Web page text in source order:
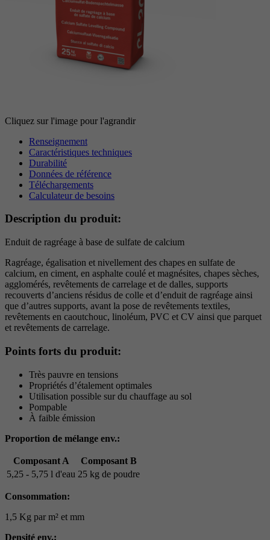
Cliquez sur l'image pour l'agrandir
Renseignement
Caractéristiques techniques
Durabilité
Données de référence
Téléchargements
Calculateur de besoins
Description du produit:
Enduit de ragréage à base de sulfate de calcium
Ragréage, égalisation et nivellement des chapes en sulfate de
calcium, en ciment, en asphalte coulé et magnésites, chapes sèches,
agglomérés, revêtements de carrelage et de dalles, supports
recouverts d’anciens résidus de colle et d’enduit de ragréage ainsi
que d’autres supports, avant la pose de revêtements textiles,
revêtements en caoutchouc, linoléum, PVC et CV ainsi que parquet
et revêtements de carrelage.
Points forts du produit:
Très pauvre en tensions
Propriétés d’étalement optimales
Utilisation possible sur du chauffage au sol
Pompable
À faible émission
Proportion de mélange env.:
Composant A
Composant B
5,25 - 5,75 l d'eau 25 kg de poudre
Consommation:
1,5 Kg par m² et mm
Densité env.:
6 Monate
reCAPTCHA setzt ein notwendiges Cookie
(_GRECAPTCHA), wenn es zum Zweck der
Risikoanalyse ausgeführt wird.